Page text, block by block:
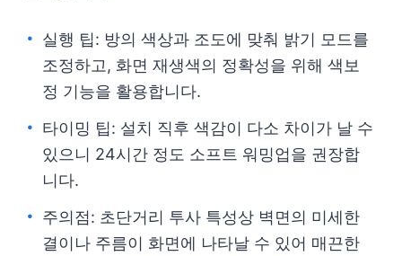
실행 팁: 방의 색상과 조도에 맞춰 밝기 모드를
조정하고, 화면 재생색의 정확성을 위해 색보
정 기능을 활용합니다.
타이밍 팁: 설치 직후 색감이 다소 차이가 날 수
있으니 24시간 정도 소프트 워밍업을 권장합
니다.
주의점: 초단거리 투사 특성상 벽면의 미세한
결이나 주름이 화면에 나타날 수 있어 매끈한